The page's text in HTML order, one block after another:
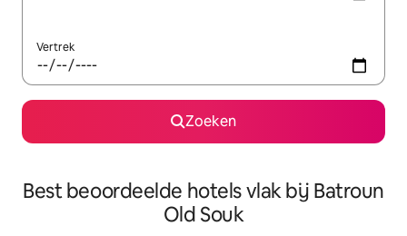
Vertrek
Zoeken
Best beoordeelde hotels vlak bij Batroun
Old Souk